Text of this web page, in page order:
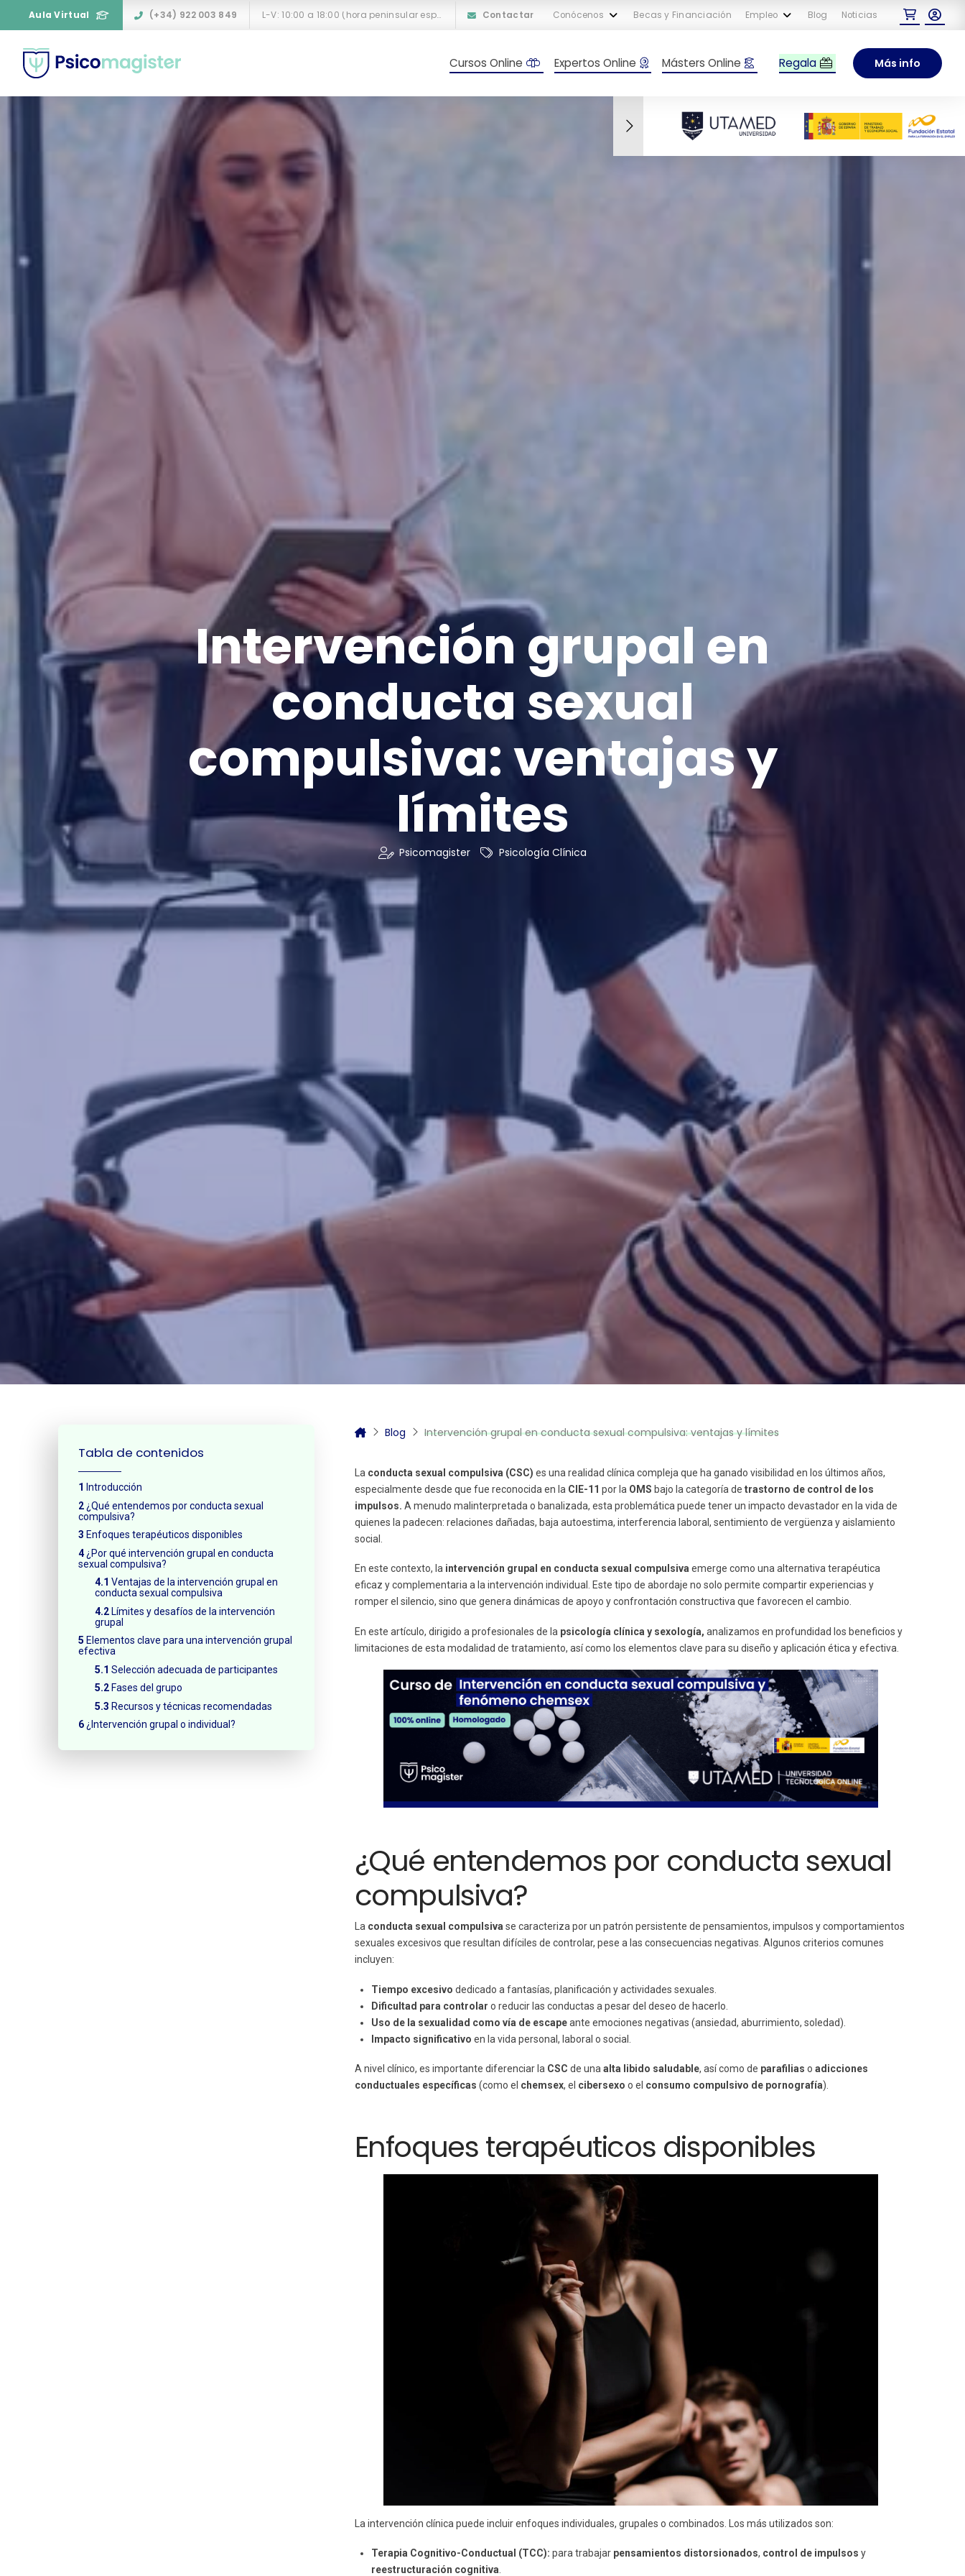
Aula Virtual (+34) 922 003 849 L-V: 10:00 a 18:00 (hora peninsular española) Contactar Conócenos Becas y Financiación Empleo Blog Noticias
Cursos Online Expertos Online Másters Online Regala Más info
Intervención grupal en
conducta sexual
compulsiva: ventajas y
límites
Psicomagister Psicología Clínica
Tabla de contenidos
Introducción
¿Qué entendemos por conducta sexual
compulsiva?
Enfoques terapéuticos disponibles
¿Por qué intervención grupal en conducta
sexual compulsiva?
Ventajas de la intervención grupal en
conducta sexual compulsiva
Límites y desafíos de la intervención
grupal
Elementos clave para una intervención grupal
efectiva
Selección adecuada de participantes
Fases del grupo
Recursos y técnicas recomendadas
¿Intervención grupal o individual?
Blog Intervención grupal en conducta sexual compulsiva: ventajas y límites
La conducta sexual compulsiva (CSC) es una realidad clínica compleja que ha ganado visibilidad en los últimos años,
especialmente desde que fue reconocida en la CIE-11 por la OMS bajo la categoría de trastorno de control de los
impulsos. A menudo malinterpretada o banalizada, esta problemática puede tener un impacto devastador en la vida de
quienes la padecen: relaciones dañadas, baja autoestima, interferencia laboral, sentimiento de vergüenza y aislamiento
social.
En este contexto, la intervención grupal en conducta sexual compulsiva emerge como una alternativa terapéutica
eficaz y complementaria a la intervención individual. Este tipo de abordaje no solo permite compartir experiencias y
romper el silencio, sino que genera dinámicas de apoyo y confrontación constructiva que favorecen el cambio.
En este artículo, dirigido a profesionales de la psicología clínica y sexología, analizamos en profundidad los beneficios y
limitaciones de esta modalidad de tratamiento, así como los elementos clave para su diseño y aplicación ética y efectiva.
¿Qué entendemos por conducta sexual
compulsiva?
La conducta sexual compulsiva se caracteriza por un patrón persistente de pensamientos, impulsos y comportamientos
sexuales excesivos que resultan difíciles de controlar, pese a las consecuencias negativas. Algunos criterios comunes
incluyen:
Tiempo excesivo dedicado a fantasías, planificación y actividades sexuales.
Dificultad para controlar o reducir las conductas a pesar del deseo de hacerlo.
Uso de la sexualidad como vía de escapeante emociones negativas (ansiedad, aburrimiento, soledad).
Impacto significativo en la vida personal, laboral o social.
A nivel clínico, es importante diferenciar la CSC de una alta libido saludable, así como de parafilias o adicciones
conductuales específicas (como el chemsex, el cibersexo o el consumo compulsivo de pornografía).
Enfoques terapéuticos disponibles
La intervención clínica puede incluir enfoques individuales, grupales o combinados. Los más utilizados son:
Terapia Cognitivo-Conductual (TCC): para trabajar pensamientos distorsionados, control de impulsos y
reestructuración cognitiva